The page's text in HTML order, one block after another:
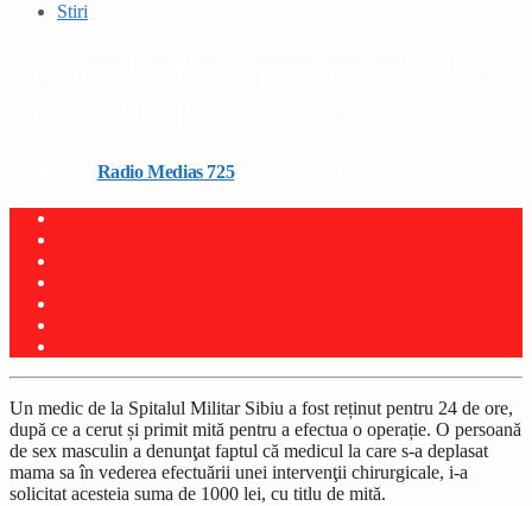
Stiri
Radio Medias 725on 4 februarie 2026
Un medic de la Spitalul Militar Sibiu a fost reținut pentru 24 de ore,
după ce a cerut și primit mită pentru a efectua o operație. O persoană
de sex masculin a denunţat faptul că medicul la care s-a deplasat
mama sa în vederea efectuării unei intervenţii chirurgicale, i-a
solicitat acesteia suma de 1000 lei, cu titlu de mită.